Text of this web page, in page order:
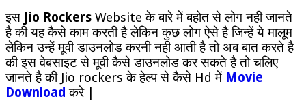
इस
Jio Rockers Website के बारे में बहोत से लोग नही जानते
है की यह कैसे काम करती है लेकिन कुछ लोग ऐसे है जिन्हें ये मालूम
लेकिन उन्हें मूवी डाउनलोड करनी नही आती है तो अब बात करते है
की इस वेबसाइट से मूवी कैसे डाउनलोड कर सकते है तो चलिए
जानते है की Jio rockers के हेल्प से कैसे Hd में Movie
Download करे |